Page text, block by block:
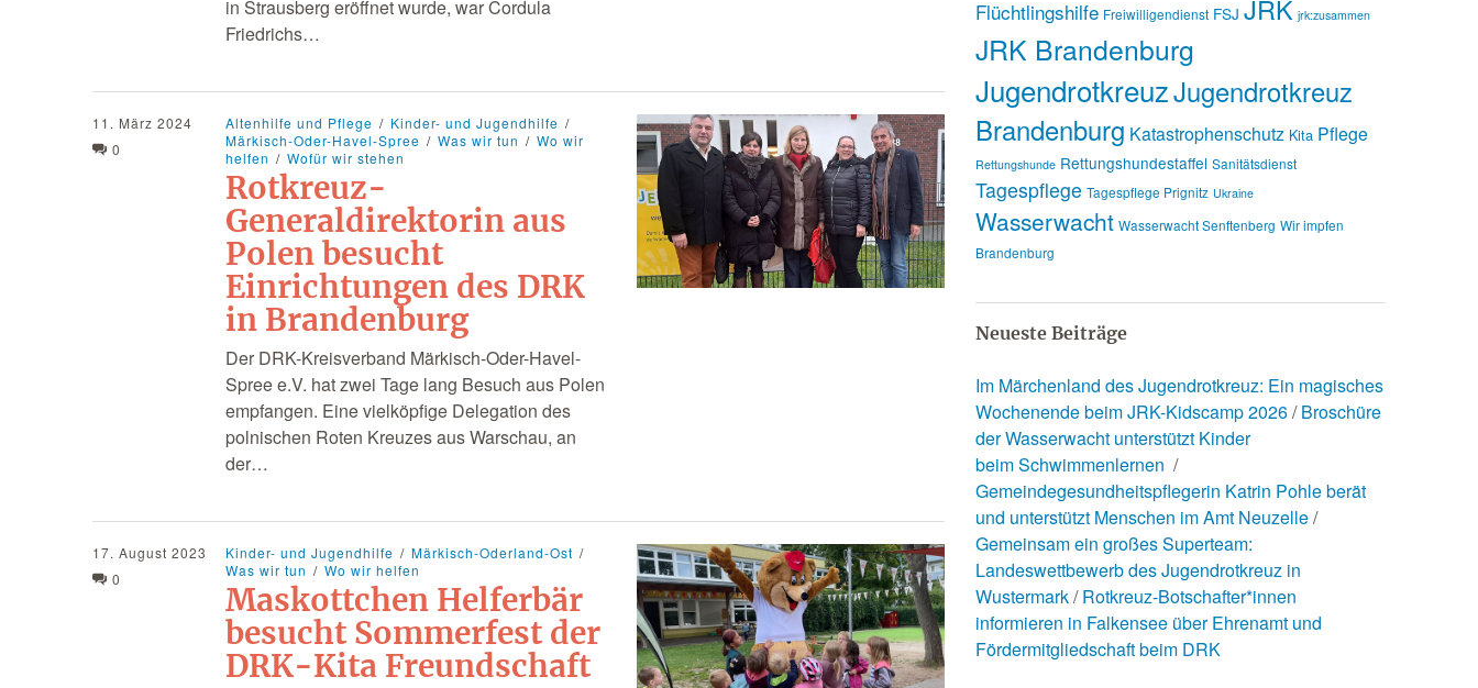
in Strausberg eröffnet wurde, war Cordula
Friedrichs…
11. März 2024
0
Altenhilfe und Pflege
Kinder- und Jugendhilfe
Märkisch-Oder-Havel-Spree
Was wir tun
Wo wir
helfen
Wofür wir stehen
Rotkreuz-
Generaldirektorin aus
Polen besucht
Einrichtungen des DRK
in Brandenburg
Der DRK-Kreisverband Märkisch-Oder-Havel-
Spree e.V. hat zwei Tage lang Besuch aus Polen
empfangen. Eine vielköpfige Delegation des
polnischen Roten Kreuzes aus Warschau, an
der…
17. August 2023
0
Kinder- und Jugendhilfe
Märkisch-Oderland-Ost
Was wir tun
Wo wir helfen
Maskottchen Helferbär
besucht Sommerfest der
DRK-Kita Freundschaft
Flüchtlingshilfe Freiwilligendienst FSJ JRK jrk:zusammen
JRK Brandenburg
JugendrotkreuzJugendrotkreuz
Brandenburg Katastrophenschutz Kita Pflege
Rettungshunde Rettungshundestaffel Sanitätsdienst
Tagespflege Tagespflege Prignitz Ukraine
Wasserwacht Wasserwacht Senftenberg Wir impfen
Brandenburg
Neueste Beiträge
Im Märchenland des Jugendrotkreuz: Ein magisches
Wochenende beim JRK-Kidscamp 2026 Broschüre
der Wasserwacht unterstützt Kinder
beim Schwimmenlernen
Gemeindegesundheitspflegerin Katrin Pohle berät
und unterstützt Menschen im Amt Neuzelle
Gemeinsam ein großes Superteam:
Landeswettbewerb des Jugendrotkreuz in
Wustermark Rotkreuz-Botschafter*innen
informieren in Falkensee über Ehrenamt und
Fördermitgliedschaft beim DRK